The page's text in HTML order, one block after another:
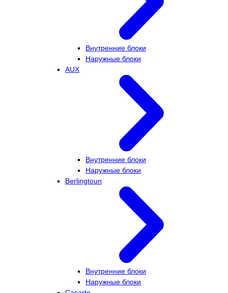
Внутренние блоки
Наружные блоки
AUX
Внутренние блоки
Наружные блоки
Berlingtoun
Внутренние блоки
Наружные блоки